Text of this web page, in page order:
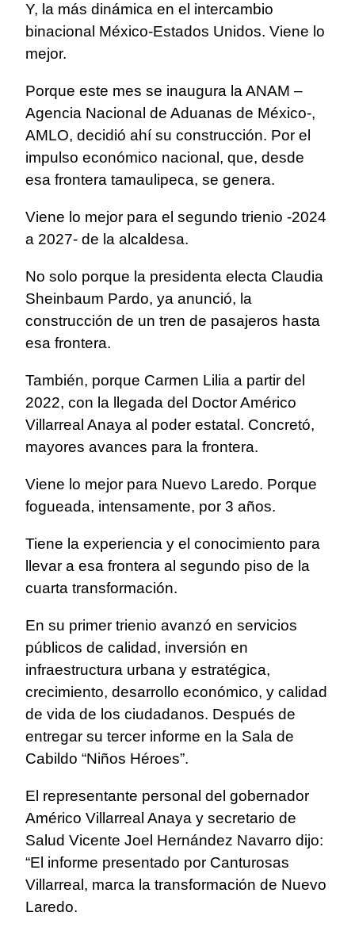
Y, la más dinámica en el intercambio
binacional México-Estados Unidos. Viene lo
mejor.
Porque este mes se inaugura la ANAM –
Agencia Nacional de Aduanas de México-,
AMLO, decidió ahí su construcción. Por el
impulso económico nacional, que, desde
esa frontera tamaulipeca, se genera.
Viene lo mejor para el segundo trienio -2024
a 2027- de la alcaldesa.
No solo porque la presidenta electa Claudia
Sheinbaum Pardo, ya anunció, la
construcción de un tren de pasajeros hasta
esa frontera.
También, porque Carmen Lilia a partir del
2022, con la llegada del Doctor Américo
Villarreal Anaya al poder estatal. Concretó,
mayores avances para la frontera.
Viene lo mejor para Nuevo Laredo. Porque
fogueada, intensamente, por 3 años.
Tiene la experiencia y el conocimiento para
llevar a esa frontera al segundo piso de la
cuarta transformación.
En su primer trienio avanzó en servicios
públicos de calidad, inversión en
infraestructura urbana y estratégica,
crecimiento, desarrollo económico, y calidad
de vida de los ciudadanos. Después de
entregar su tercer informe en la Sala de
Cabildo “Niños Héroes”.
El representante personal del gobernador
Américo Villarreal Anaya y secretario de
Salud Vicente Joel Hernández Navarro dijo:
“El informe presentado por Canturosas
Villarreal, marca la transformación de Nuevo
Laredo.